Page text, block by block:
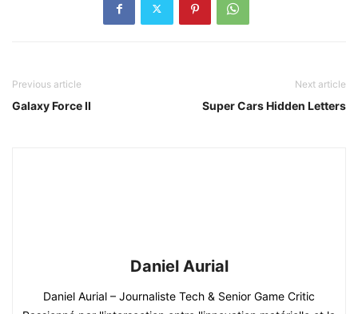
Previous article
Galaxy Force II
Next article
Super Cars Hidden Letters
Daniel Aurial
Daniel Aurial – Journaliste Tech & Senior Game Critic